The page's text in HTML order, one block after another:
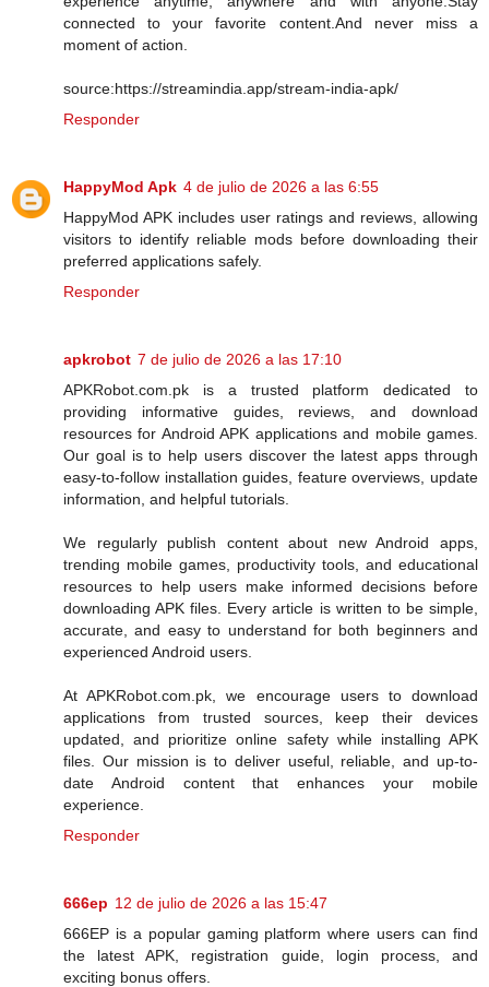
connected to your favorite content.And never miss a
moment of action.
source:https://streamindia.app/stream-india-apk/
Responder
HappyMod Apk 4 de julio de 2026 a las 6:55
HappyMod APK includes user ratings and reviews, allowing
visitors to identify reliable mods before downloading their
preferred applications safely.
Responder
apkrobot 7 de julio de 2026 a las 17:10
APKRobot.com.pk is a trusted platform dedicated to
providing informative guides, reviews, and download
resources for Android APK applications and mobile games.
Our goal is to help users discover the latest apps through
easy-to-follow installation guides, feature overviews, update
information, and helpful tutorials.
We regularly publish content about new Android apps,
trending mobile games, productivity tools, and educational
resources to help users make informed decisions before
downloading APK files. Every article is written to be simple,
accurate, and easy to understand for both beginners and
experienced Android users.
At APKRobot.com.pk, we encourage users to download
applications from trusted sources, keep their devices
updated, and prioritize online safety while installing APK
files. Our mission is to deliver useful, reliable, and up-to-
date Android content that enhances your mobile
experience.
Responder
666ep 12 de julio de 2026 a las 15:47
666EP is a popular gaming platform where users can find
the latest APK, registration guide, login process, and
exciting bonus offers.